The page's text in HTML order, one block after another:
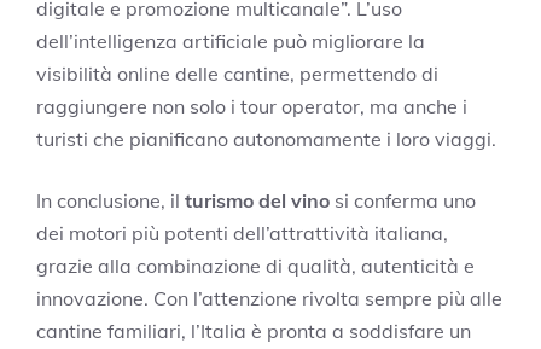
digitale e promozione multicanale”. L’uso
dell’intelligenza artificiale può migliorare la
visibilità online delle cantine, permettendo di
raggiungere non solo i tour operator, ma anche i
turisti che pianificano autonomamente i loro viaggi.
In conclusione, il turismo del vino si conferma uno
dei motori più potenti dell’attrattività italiana,
grazie alla combinazione di qualità, autenticità e
innovazione. Con l’attenzione rivolta sempre più alle
cantine familiari, l’Italia è pronta a soddisfare un